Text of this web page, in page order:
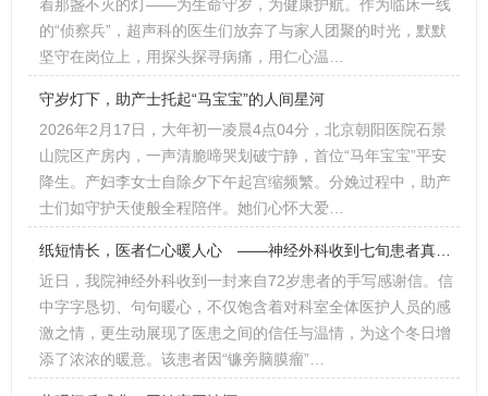
着那盏不灭的灯——为生命守岁，为健康护航。作为临床一线
的“侦察兵”，超声科的医生们放弃了与家人团聚的时光，默默
坚守在岗位上，用探头探寻病痛，用仁心温…
守岁灯下，助产士托起“马宝宝”的人间星河
2026年2月17日，大年初一凌晨4点04分，北京朝阳医院石景
山院区产房内，一声清脆啼哭划破宁静，首位“马年宝宝”平安
降生。产妇李女士自除夕下午起宫缩频繁。分娩过程中，助产
士们如守护天使般全程陪伴。她们心怀大爱…
近日，我院神经外科收到一封来自72岁患者的手写感谢信。信
中字字恳切、句句暖心，不仅饱含着对科室全体医护人员的感
激之情，更生动展现了医患之间的信任与温情，为这个冬日增
添了浓浓的暖意。该患者因“镰旁脑膜瘤”…